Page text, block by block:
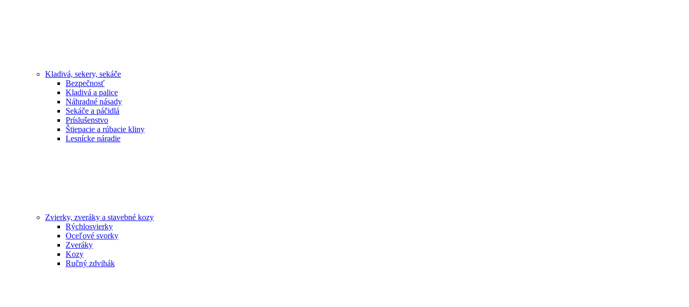
Kladivá, sekery, sekáče
Bezpečnosť
Kladivá a palice
Náhradné násady
Sekáče a páčidlá
Príslušenstvo
Štiepacie a rúbacie kliny
Lesnícke náradie
Zvierky, zveráky a stavebné kozy
Rýchlosvierky
Oceľové svorky
Zveráky
Kozy
Ručný zdvihák